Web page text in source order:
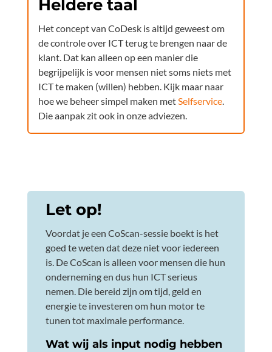
Heldere taal
Het concept van CoDesk is altijd geweest om
de controle over ICT terug te brengen naar de
klant. Dat kan alleen op een manier die
begrijpelijk is voor mensen niet soms niets met
ICT te maken (willen) hebben. Kijk maar naar
hoe we beheer simpel maken metSelfservice.
Die aanpak zit ook in onze adviezen.
Let op!
Voordat je een CoScan-sessie boekt is het
goed te weten dat deze niet voor iedereen
is. De CoScan is alleen voor mensen die hun
onderneming en dus hun ICT serieus
nemen. Die bereid zijn om tijd, geld en
energie te investeren om hun motor te
tunen tot maximale performance.
Wat wij als input nodig hebben